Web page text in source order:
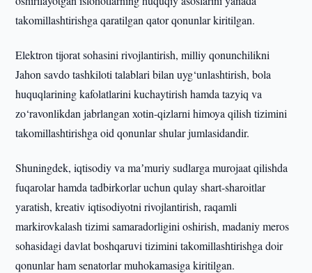
takomillashtirishga qaratilgan qator qonunlar kiritilgan.
Elektron tijorat sohasini rivojlantirish, milliy qonunchilikni
Jahon savdo tashkiloti talablari bilan uyg‘unlashtirish, bola
huquqlarining kafolatlarini kuchaytirish hamda tazyiq va
zo‘ravonlikdan jabrlangan xotin-qizlarni himoya qilish tizimini
takomillashtirishga oid qonunlar shular jumlasidandir.
Shuningdek, iqtisodiy va maʼmuriy sudlarga murojaat qilishda
fuqarolar hamda tadbirkorlar uchun qulay shart-sharoitlar
yaratish, kreativ iqtisodiyotni rivojlantirish, raqamli
markirovkalash tizimi samaradorligini oshirish, madaniy meros
sohasidagi davlat boshqaruvi tizimini takomillashtirishga doir
qonunlar ham senatorlar muhokamasiga kiritilgan.